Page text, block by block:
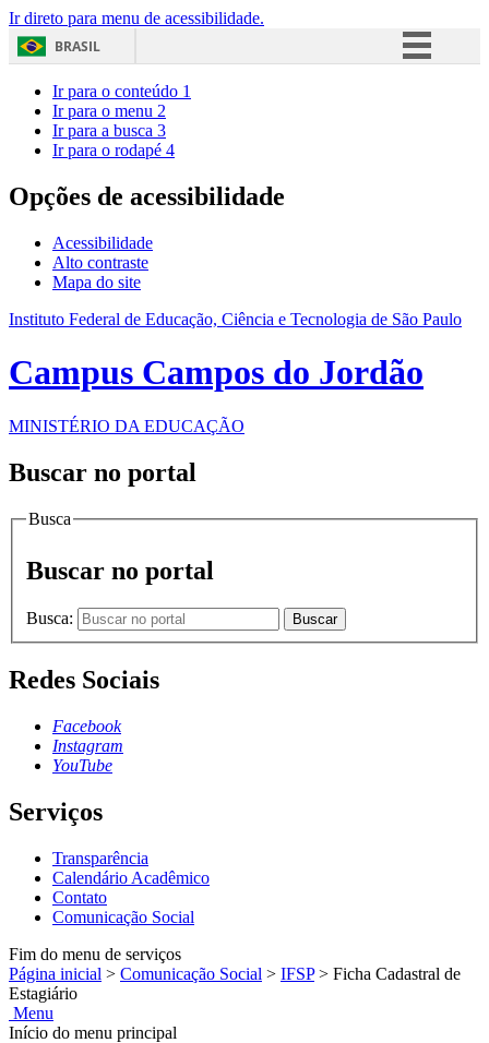
Ir direto para menu de acessibilidade.
BRASIL
Acesso à informação
Ir para o conteúdo 1
Ir para o menu 2
Ir para a busca 3
Ir para o rodapé 4
Opções de acessibilidade
Acessibilidade
Alto contraste
Mapa do site
Instituto Federal de Educação, Ciência e Tecnologia de São Paulo
Campus Campos do Jordão
MINISTÉRIO DA EDUCAÇÃO
Buscar no portal
Busca
Buscar no portal
Busca: Buscar
Redes Sociais
Facebook
Instagram
YouTube
Serviços
Transparência
Calendário Acadêmico
Contato
Comunicação Social
Fim do menu de serviços
Página inicial > Comunicação Social > IFSP > Ficha Cadastral de
Estagiário
Menu
Início do menu principal